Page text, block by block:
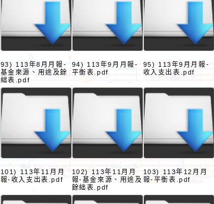
93) 113年8月月報-
基金來源、用途及餘
絀表.pdf
94) 113年9月月報-
平衡表.pdf
95) 113年9月月報-
收入支出表.pdf
101) 113年11月月
報-收入支出表.pdf
102) 113年11月月
報-基金來源、用途及
餘絀表.pdf
103) 113年12月月
報-平衡表.pdf